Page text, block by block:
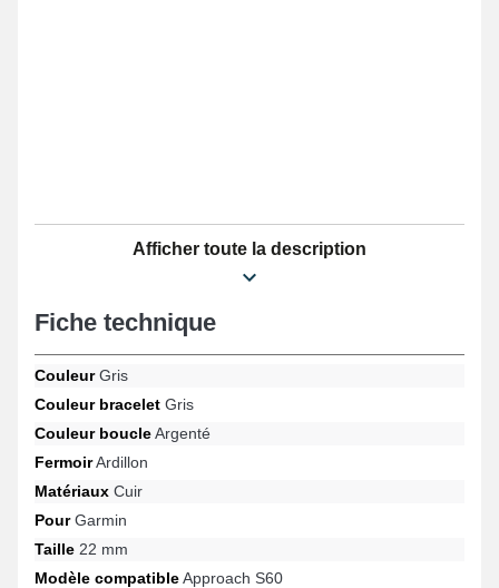
Afficher toute la description
Fiche technique
CouleurGris
Couleur bracelet Gris
Couleur boucleArgenté
FermoirArdillon
Matériaux Cuir
PourGarmin
Taille 22 mm
Modèle compatibleApproach S60